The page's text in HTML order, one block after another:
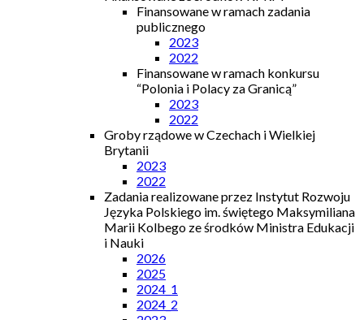
Finansowane w ramach zadania
publicznego
2023
2022
Finansowane w ramach konkursu
“Polonia i Polacy za Granicą”
2023
2022
Groby rządowe w Czechach i Wielkiej
Brytanii
2023
2022
Zadania realizowane przez Instytut Rozwoju
Języka Polskiego im. świętego Maksymiliana
Marii Kolbego ze środków Ministra Edukacji
i Nauki
2026
2025
2024_1
2024_2